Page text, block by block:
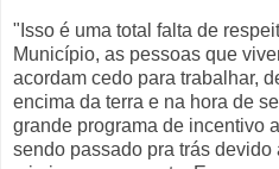
"Isso é uma total falta de
Município, as pessoas que
acordam cedo para trabalhar,
encima da terra e na hora de
grande programa de incentivo
sendo passado pra trás devido